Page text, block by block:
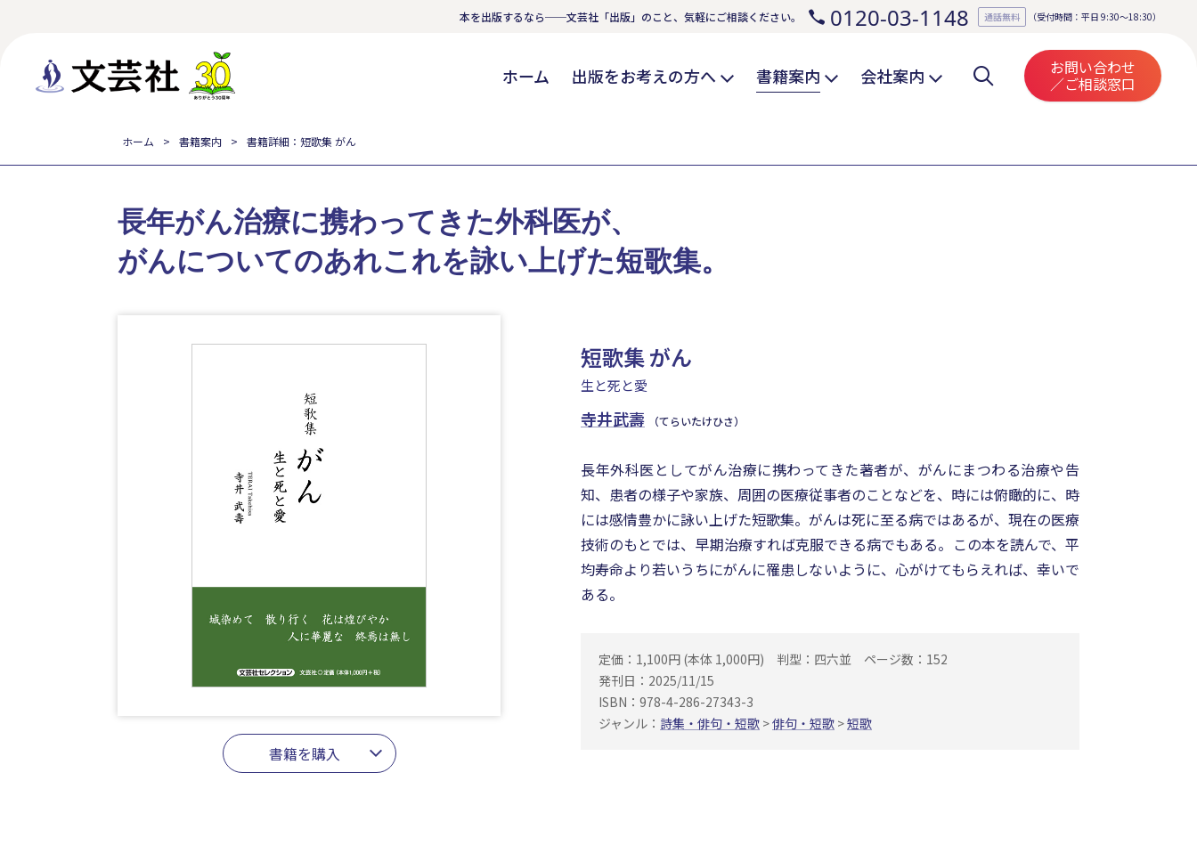
本を出版するなら──文芸社「出版」のこと、気軽にご相談ください。 0120-03-1148 通話無料 （受付時間：平日 9:30～18:30）
ホーム 出版をお考えの方へ 書籍案内 会社案内 お問い合わせ
／ご相談窓口
ホーム 書籍案内 書籍詳細：短歌集 がん
短歌集 がん
生と死と愛
寺井武壽 （てらいたけひさ）
書籍を購入
長年がん治療に携わってきた外科医が、
がんについてのあれこれを詠い上げた短歌集。
長年外科医としてがん治療に携わってきた著者が、がんにまつわる治療や告
知、患者の様子や家族、周囲の医療従事者のことなどを、時には俯瞰的に、時
には感情豊かに詠い上げた短歌集。がんは死に至る病ではあるが、現在の医療
技術のもとでは、早期治療すれば克服できる病でもある。この本を読んで、平
均寿命より若いうちにがんに罹患しないように、心がけてもらえれば、幸いで
ある。
定価：1,100円 (本体 1,000円) 判型：四六並
ページ数：152
発刊日：2025/11/15
ISBN：978-4-286-27343-3
ジャンル： 詩集・俳句・短歌 >俳句・短歌 >短歌